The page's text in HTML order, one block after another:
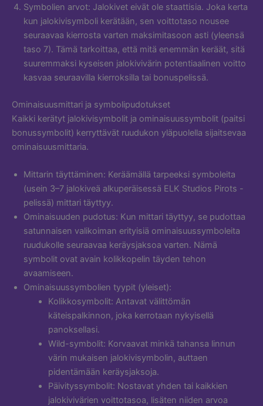
Symbolien arvot: Jalokivet eivät ole staattisia. Joka kerta
kun jalokivisymboli kerätään, sen voittotaso nousee
seuraavaa kierrosta varten maksimitasoon asti (yleensä
taso 7). Tämä tarkoittaa, että mitä enemmän keräät, sitä
suuremmaksi kyseisen jalokivivärin potentiaalinen voitto
kasvaa seuraavilla kierroksilla tai bonuspelissä.
Ominaisuusmittari ja symbolipudotukset
Kaikki kerätyt jalokivisymbolit ja ominaisuussymbolit (paitsi
bonussymbolit) kerryttävät ruudukon yläpuolella sijaitsevaa
ominaisuusmittaria.
Mittarin täyttäminen: Keräämällä tarpeeksi symboleita
(usein 3–7 jalokiveä alkuperäisessä ELK Studios Pirots -
pelissä) mittari täyttyy.
Ominaisuuden pudotus: Kun mittari täyttyy, se pudottaa
satunnaisen valikoiman erityisiä ominaisuussymboleita
ruudukolle seuraavaa keräysjaksoa varten. Nämä
symbolit ovat avain kolikkopelin täyden tehon
avaamiseen.
Ominaisuussymbolien tyypit (yleiset):
Kolikkosymbolit: Antavat välittömän
käteispalkinnon, joka kerrotaan nykyisellä
panoksellasi.
Wild-symbolit: Korvaavat minkä tahansa linnun
värin mukaisen jalokivisymbolin, auttaen
pidentämään keräysjaksoja.
Päivityssymbolit: Nostavat yhden tai kaikkien
jalokivivärien voittotasoa, lisäten niiden arvoa